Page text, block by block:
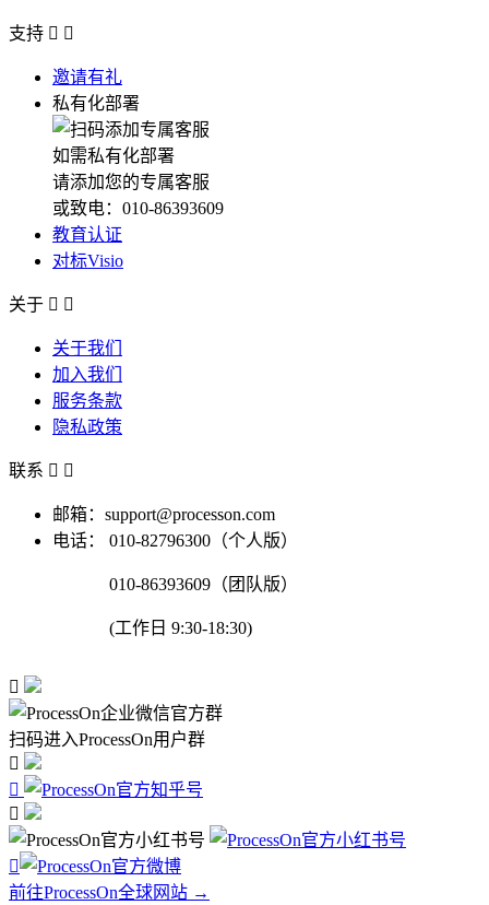
支持  
邀请有礼
私有化部署
如需私有化部署
请添加您的专属客服
或致电：010-86393609
教育认证
对标Visio
关于  
关于我们
加入我们
服务条款
隐私政策
联系  
邮箱：support@processon.com
电话：
010-82796300（个人版）
010-86393609（团队版）
(工作日 9:30-18:30)

扫码进入ProcessOn用户群




前往ProcessOn全球网站 →